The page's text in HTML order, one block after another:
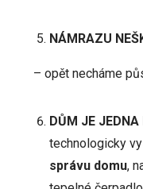
NÁMRAZU
– opět necháme
DŮM JE
technologicky
správu domu,